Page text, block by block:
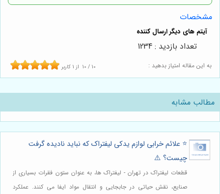
مشخصات
به این مقاله امتیاز بدهید : 10 / 10 از 1 کاربر
تعداد بازدید : 1234
مطالب مشابه
⭐️ علائم خرابی لوازم یدکی لیفتراک که نباید نادیده گرفت
چیست؟ ⚠️
قطعات لیفتراک در تهران - لیفتراک ها، به عنوان ستون فقرات بسیاری از
صنایع، نقش حیاتی در جابجایی و انتقال مواد ایفا می کنند. عملکرد